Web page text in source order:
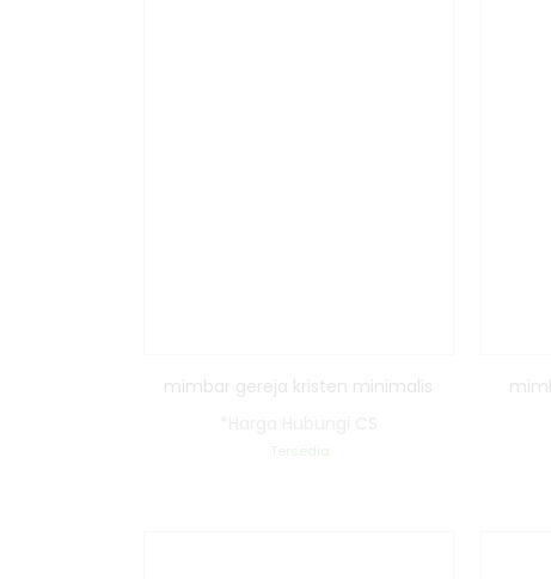
mimbar gereja kristen minimalis
Tersedia